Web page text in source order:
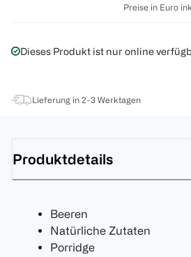
Preise in Euro
Dieses Produkt ist nur online
Lieferung in 2-3 Werktagen
Produktdetails
Beeren
Natürliche Zutaten
Porridge